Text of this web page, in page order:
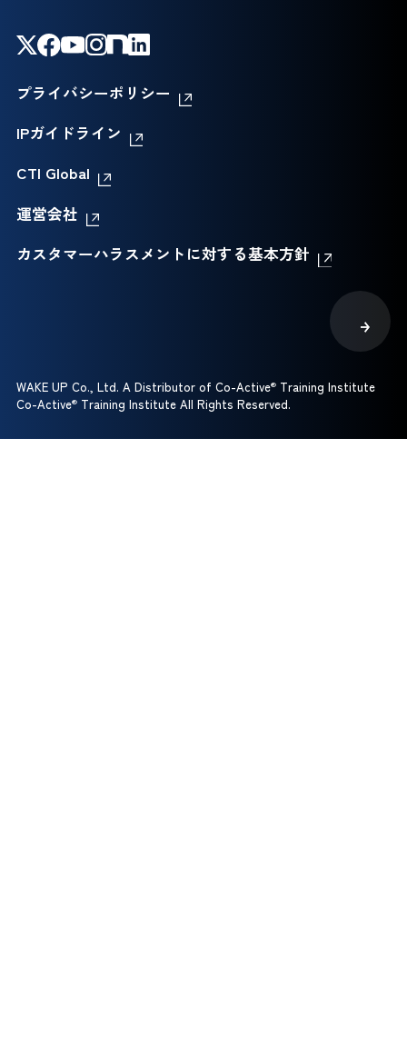
プライバシーポリシー
IPガイドライン
CTI Global
運営会社
カスタマーハラスメントに対する基本方針
WAKE UP Co., Ltd. A Distributor of Co-Active®Training Institute
Co-Active®Training Institute All Rights Reserved.